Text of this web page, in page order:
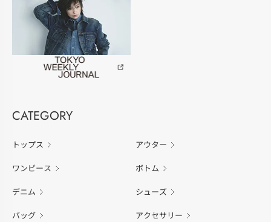
CATEGORY
トップス アウター
ワンピース ボトム
デニム シューズ
バッグ アクセサリー